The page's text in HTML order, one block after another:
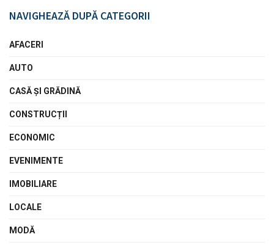
NAVIGHEAZĂ DUPĂ CATEGORII
AFACERI
AUTO
CASĂ ŞI GRĂDINĂ
CONSTRUCȚII
ECONOMIC
EVENIMENTE
IMOBILIARE
LOCALE
MODĂ